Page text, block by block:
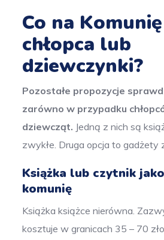
Co na
chłopca lub
dziewczynki?
Pozostałe propozycje
zarówno w przypadku
dziewcząt. Jedną z nich są
zwykłe. Druga opcja to gadżety
Książka lub czytnik
komunię
Książka książce nierówna.
kosztuje w granicach 35 – 70